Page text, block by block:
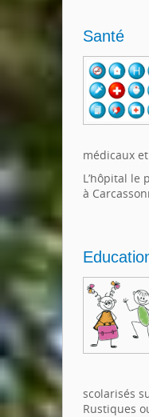
Santé
médicaux
L’hôpital le
à
scolarisés
Rustiques